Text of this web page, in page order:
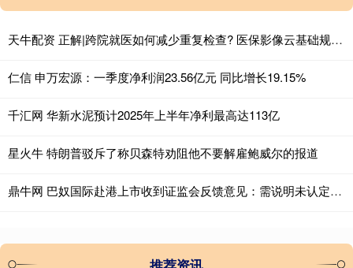
天牛配资 正解|跨院就医如何减少重复检查? 医保影像云基础规范发布
仁信 申万宏源：一季度净利润23.56亿元 同比增长19.15%
千汇网 华新水泥预计2025年上半年净利最高达113亿
星火牛 特朗普驳斥了称贝森特劝阻他不要解雇鲍威尔的报道
鼎牛网 巴奴国际赴港上市收到证监会反馈意见：需说明未认定韩艳丽为共同实际控制人的原因及合理性